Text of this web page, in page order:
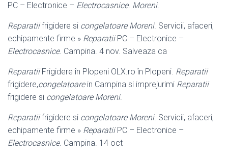
PC – Electronice – Electrocasnice. Moreni.
Reparatiifrigidere si congelatoare Moreni. Servicii, afaceri,
echipamente firme » ReparatiiPC – Electronice –
Electrocasnice. Campina. 4 nov. Salveaza ca
ReparatiiFrigidere în Plopeni OLX.ro în Plopeni. Reparatii
frigidere,congelatoarein Campina si imprejurimi Reparatii
frigidere si congelatoare Moreni.
Reparatiifrigidere si congelatoare Moreni. Servicii, afaceri,
echipamente firme » ReparatiiPC – Electronice –
Electrocasnice. Campina. 14 oct